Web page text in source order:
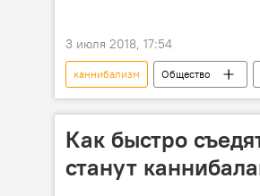
3 июля 2018, 17:54
каннибализм Общество
кыргызстанцы
Как быстро
станут